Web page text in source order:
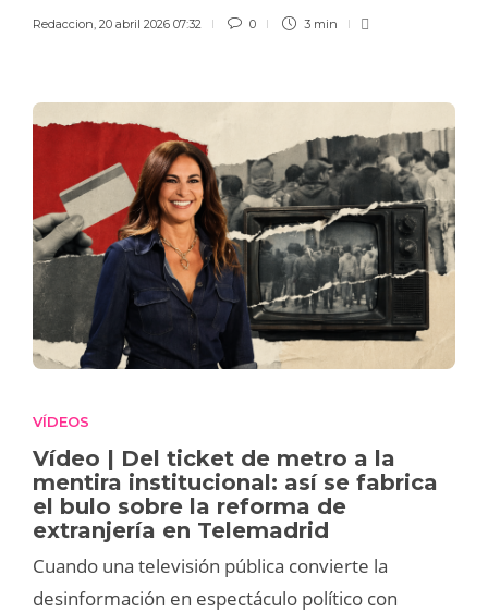
Redaccion, 20 abril 2026 07:32 0 3 min
VÍDEOS
Vídeo | Del ticket de metro a la
mentira institucional: así se fabrica
el bulo sobre la reforma de
extranjería en Telemadrid
Cuando una televisión pública convierte la
desinformación en espectáculo político con